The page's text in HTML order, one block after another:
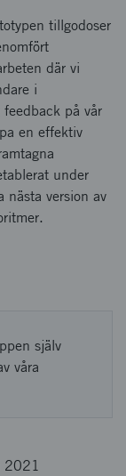
tillgodoser
där vi
i
på vår
en effektiv
under
nästa version av
själv
våra
2021